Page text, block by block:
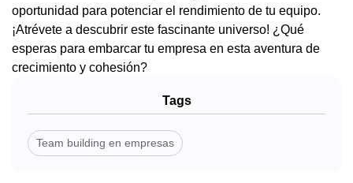
oportunidad para potenciar el rendimiento de tu equipo.
¡Atrévete a descubrir este fascinante universo! ¿Qué
esperas para embarcar tu empresa en esta aventura de
crecimiento y cohesión?
Tags
Team building en empresas